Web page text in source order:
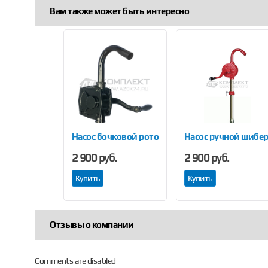
Вам также может быть интересно
Насос бочковой роторный БелАК «Гефест»
2 900 руб.
Купить
Насос ручной
2 900 руб.
Купить
Отзывы о компании
Comments are disabled